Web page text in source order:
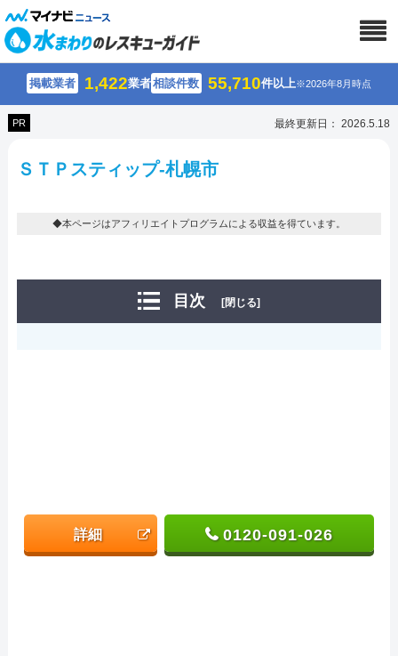
掲載業者 1,422業者相談件数 55,710件以上※2026年8月時点
PR 最終更新日： 2026.5.18
ＳＴＰスティップ-札幌市
◆本ページはアフィリエイトプログラムによる収益を得ています。
目次 [閉じる]
詳細 0120-091-026